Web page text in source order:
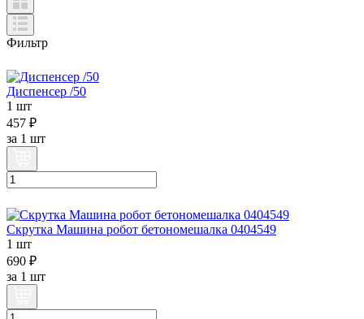
Фильтр
Диспенсер /50
1 шт
457 ₽
за 1 шт
Скрутка Машина робот бетономешалка 0404549
1 шт
690 ₽
за 1 шт